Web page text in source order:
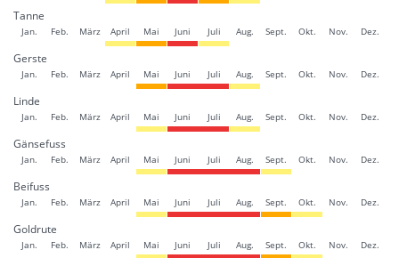
Tanne
Jan. Feb. März April Mai Juni Juli Aug. Sept. Okt. Nov. Dez.
Gerste
Jan. Feb. März April Mai Juni Juli Aug. Sept. Okt. Nov. Dez.
Linde
Jan. Feb. März April Mai Juni Juli Aug. Sept. Okt. Nov. Dez.
Gänsefuss
Jan. Feb. März April Mai Juni Juli Aug. Sept. Okt. Nov. Dez.
Beifuss
Jan. Feb. März April Mai Juni Juli Aug. Sept. Okt. Nov. Dez.
Goldrute
Jan. Feb. März April Mai Juni Juli Aug. Sept. Okt. Nov. Dez.